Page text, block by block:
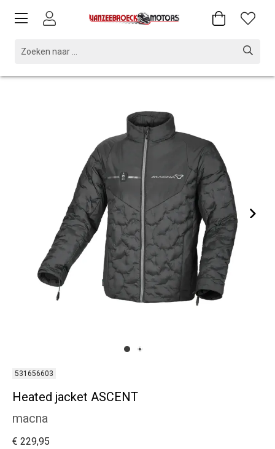
531656603
Heated jacket ASCENT
macna
€ 229,95